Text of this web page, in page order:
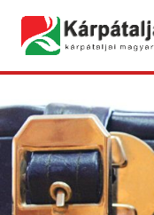
content